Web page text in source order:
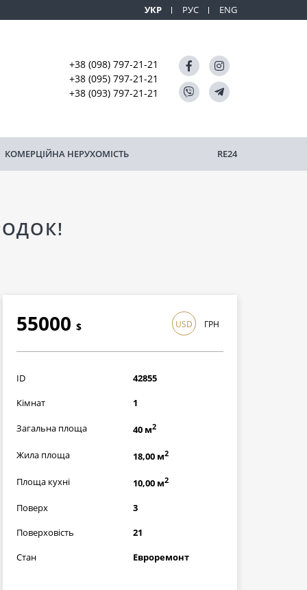
УКР РУС ENG
+38 (098) 797-21-21
+38 (095) 797-21-21
+38 (093) 797-21-21
КОМЕРЦІЙНА НЕРУХОМІСТЬ RE24
55000 $
1595000грн
USD ГРН
ID
42855
Кімнат
1
Загальна площа 40 м2
Жила площа 18,00 м2
Площа кухні 10,00 м2
Поверх
3
Поверховість
21
Стан
Евроремонт